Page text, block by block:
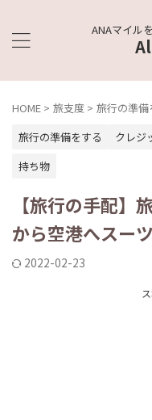
ANAマイル
HOME > 旅支度 > 旅行の準備
旅行の準備をする
クレジ
持ち物
【旅行の手配
から空港へスー
2022-02-23